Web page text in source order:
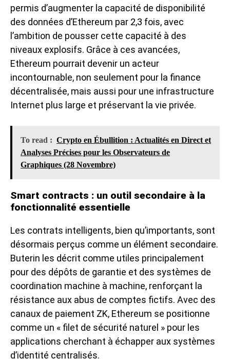
permis d’augmenter la capacité de disponibilité
des données d’Ethereum par 2,3 fois, avec
l’ambition de pousser cette capacité à des
niveaux explosifs. Grâce à ces avancées,
Ethereum pourrait devenir un acteur
incontournable, non seulement pour la finance
décentralisée, mais aussi pour une infrastructure
Internet plus large et préservant la vie privée.
To read : Crypto en Ébullition : Actualités en Direct et
Analyses Précises pour les Observateurs de
Graphiques (28 Novembre)
Smart contracts : un outil secondaire à la
fonctionnalité essentielle
Les contrats intelligents, bien qu’importants, sont
désormais perçus comme un élément secondaire.
Buterin les décrit comme utiles principalement
pour des dépôts de garantie et des systèmes de
coordination machine à machine, renforçant la
résistance aux abus de comptes fictifs. Avec des
canaux de paiement ZK, Ethereum se positionne
comme un « filet de sécurité naturel » pour les
applications cherchant à échapper aux systèmes
d’identité centralisés.